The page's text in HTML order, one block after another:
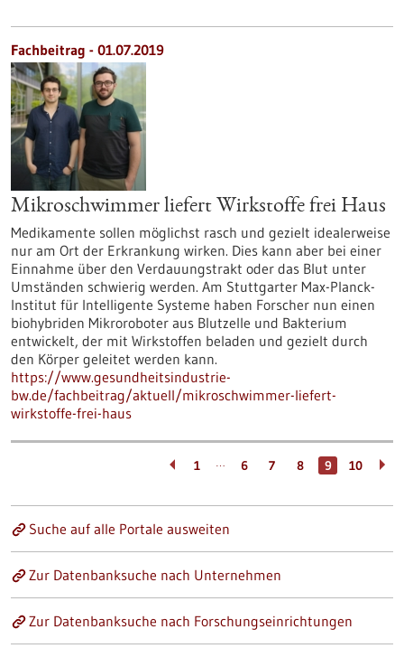
Fachbeitrag - 01.07.2019
Mikroschwimmer liefert Wirkstoffe frei Haus
Medikamente sollen möglichst rasch und gezielt idealerweise
nur am Ort der Erkrankung wirken. Dies kann aber bei einer
Einnahme über den Verdauungstrakt oder das Blut unter
Umständen schwierig werden. Am Stuttgarter Max-Planck-
Institut für Intelligente Systeme haben Forscher nun einen
biohybriden Mikroroboter aus Blutzelle und Bakterium
entwickelt, der mit Wirkstoffen beladen und gezielt durch
den Körper geleitet werden kann.
https://www.gesundheitsindustrie-
bw.de/fachbeitrag/aktuell/mikroschwimmer-liefert-
wirkstoffe-frei-haus
1 … 6 7 8 9 10
Suche auf alle Portale ausweiten
Zur Datenbanksuche nach Unternehmen
Zur Datenbanksuche nach Forschungseinrichtungen